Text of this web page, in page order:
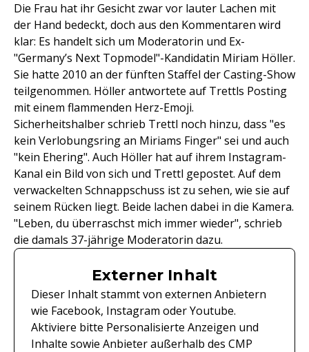
Die Frau hat ihr Gesicht zwar vor lauter Lachen mit
der Hand bedeckt, doch aus den Kommentaren wird
klar: Es handelt sich um Moderatorin und Ex-
"Germany’s Next Topmodel"-Kandidatin Miriam Höller.
Sie hatte 2010 an der fünften Staffel der Casting-Show
teilgenommen. Höller antwortete auf Trettls Posting
mit einem flammenden Herz-Emoji.
Sicherheitshalber schrieb Trettl noch hinzu, dass "es
kein Verlobungsring an Miriams Finger" sei und auch
"kein Ehering". Auch Höller hat auf ihrem Instagram-
Kanal ein Bild von sich und Trettl gepostet. Auf dem
verwackelten Schnappschuss ist zu sehen, wie sie auf
seinem Rücken liegt. Beide lachen dabei in die Kamera.
"Leben, du überraschst mich immer wieder", schrieb
die damals 37-jährige Moderatorin dazu.
Externer Inhalt
Dieser Inhalt stammt von externen Anbietern
wie Facebook, Instagram oder Youtube.
Aktiviere bitte Personalisierte Anzeigen und
Inhalte sowie Anbieter außerhalb des CMP